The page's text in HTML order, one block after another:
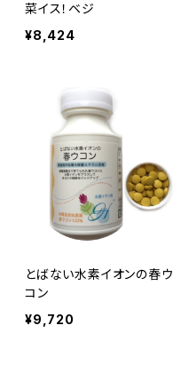
菜イス！ベジ
¥8,424
とばない水素イオンの春ウ
コン
¥9,720